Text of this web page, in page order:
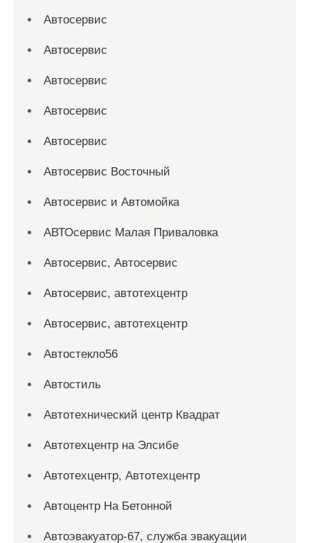
Автосервис
Автосервис
Автосервис
Автосервис
Автосервис
Автосервис Восточный
Автосервис и Автомойка
АВТОсервис Малая Приваловка
Автосервис, Автосервис
Автосервис, автотехцентр
Автосервис, автотехцентр
Автостекло56
Автостиль
Автотехнический центр Квадрат
Автотехцентр на Элсибе
Автотехцентр, Автотехцентр
Автоцентр На Бетонной
Автоэвакуатор-67, служба эвакуации